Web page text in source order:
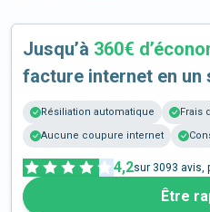
Jusqu’à 360€
facture internet en un
Résiliation automatique
Frais
Aucune coupure internet
4,2sur 3093 avis,
Être